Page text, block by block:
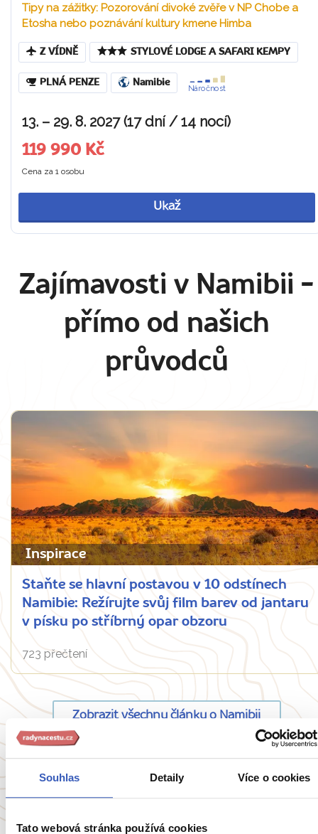
Souhlas Detaily Více o cookies
Tato webová stránka používá cookies
Tipy na zážitky: Pozorování divoké zvěře v NP Chobe a
Etosha nebo poznávání kultury kmene Himba
Z VÍDNĚ STYLOVÉ LODGE A SAFARI KEMPY
PLNÁ PENZE Namibie
Náročnost
13. – 29. 8. 2027 (17 dní / 14 nocí)
119 990 Kč
Cena za 1 osobu
Ukaž
Zajímavosti v Namibii -
přímo od našich
průvodců
Inspirace
Staňte se hlavní postavou v 10 odstínech
Namibie: Režírujte svůj film barev od jantaru
v písku po stříbrný opar obzoru
723 přečtení
Zobrazit všechny články o Namibii
Oblíbené cíle